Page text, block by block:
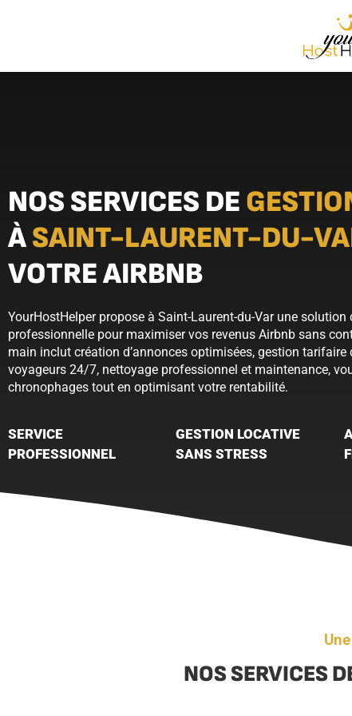
NOS SERVICES DE
ÀSAINT-LAURENT-DU-
VOTRE AIRBNB
YourHostHelper propose à Saint-Laurent-du-Var une
professionnelle pour maximiser vos revenus Airbnb sans
main inclut création d’annonces optimisées, gestion tarifaire
voyageurs 24/7, nettoyage professionnel et maintenance,
chronophages tout en optimisant votre rentabilité.
SERVICE
PROFESSIONNEL
GESTION LOCATIVE
SANS STRESS
NOS SERVICES